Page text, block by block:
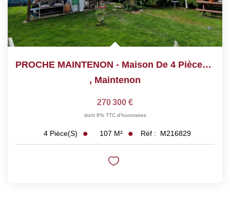
PROCHE MAINTENON - Maison De 4 Pièces Sur 3460 M²
, Maintenon
270 300 €
dont 6% TTC d'honoraires
4 Pièce(s) 107 M² Réf : M216829